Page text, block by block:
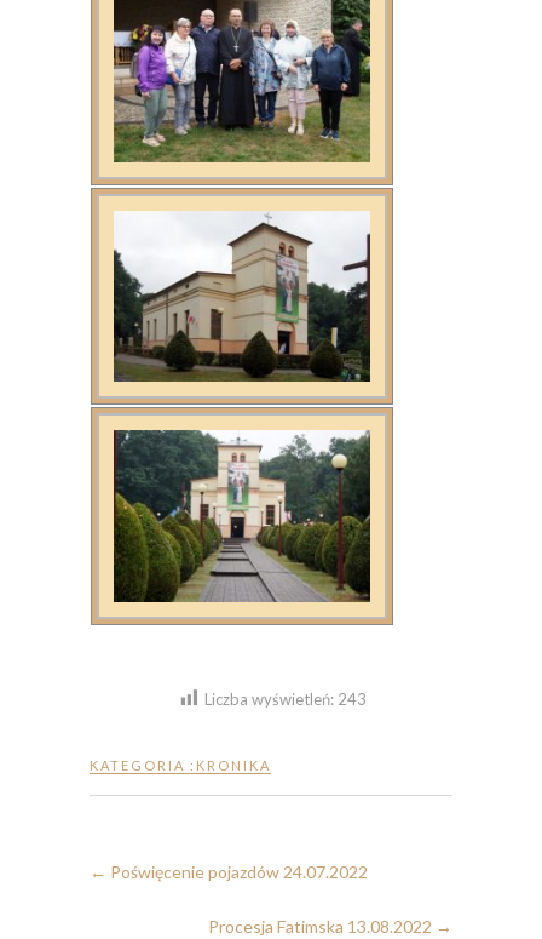
Liczba wyświetleń: 243
KATEGORIA : KRONIKA
← Poświęcenie pojazdów 24.07.2022
Procesja Fatimska 13.08.2022 →